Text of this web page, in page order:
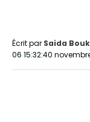
Écrit par Saida
06 15:32:40